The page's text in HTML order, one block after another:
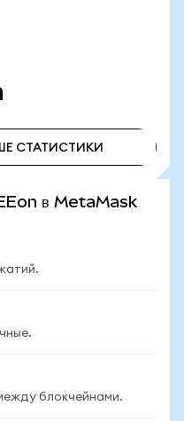
СТАТИСТИКИ
в MetaMask
блокчейнами.